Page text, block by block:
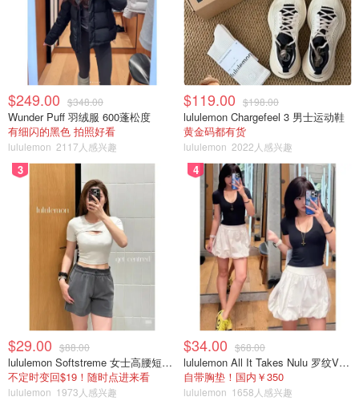
了一系列成功的35毫米胶卷相机，如Prominent、Vito和
Vitessa等。此外，Voigtländer还生产了一些著名的镜头，
如Nokton、Ultron和Heliar等，这些镜头以高品质和卓越的
光学性能著称。
尽管Voigtländer在20世纪后期面临了市场竞争和经济困
境，但在21世纪初，随着德国光学制造商Cosina的介入，
Voigtländer得以复兴。如今，Voigtländer继续生产高质量的
镜头，特别是为Leica M、Sony E、Nikon F和富士X等相机
系统设计的手动对焦镜头。这些镜头在摄影爱好者和专业摄
影师中享有很高的声誉。
Voigtländer镜头的评价：
Voigtländer镜头在摄影爱好者和专业摄影师中享有很高的声
誉。以下是一些关于Voigtländer镜头的评价：
光学性能：Voigtländer镜头在色彩表现、锐度和对比度方面
$249.00 $348.00
Wunder Puff 羽绒服 600蓬松度
有细闪的黑色 拍照好看
lululemon 2117人感兴趣
$119.00 $198.00
lululemon Chargefeel 3 男士运动鞋
黄金码都有货
lululemon 2022人感兴趣
3
$29.00 $88.00
lululemon Softstreme 女士高腰短裤 10cm
不定时变回$19！随时点进来看
lululemon 1973人感兴趣
4
$34.00 $68.00
lululemon All It Takes Nulu 罗纹V领短袖T恤
自带胸垫！国内￥350
lululemon 1658人感兴趣